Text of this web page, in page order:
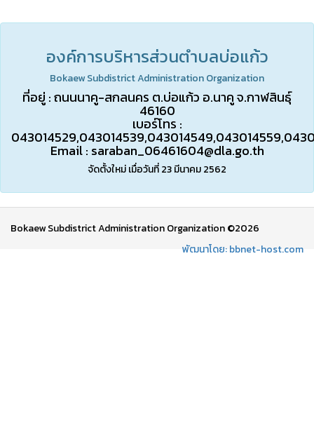
องค์การบริหารส่วนตำบลบ่อแก้ว
Bokaew Subdistrict Administration Organization
ที่อยู่ : ถนนนาคู-สกลนคร ต.บ่อแก้ว อ.นาคู จ.กาฬสินธุ์
46160
เบอร์โทร :
Email : saraban_06461604@dla.go.th
จัดตั้งใหม่ เมื่อวันที่ 23 มีนาคม 2562
Bokaew Subdistrict Administration Organization ©2026
พัฒนาโดย: bbnet-host.com